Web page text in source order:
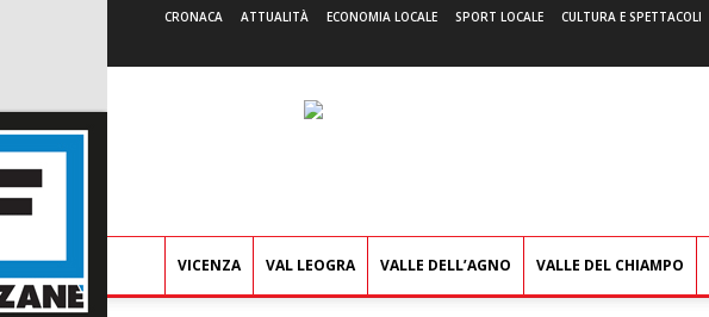
CRONACA ATTUALITÀ ECONOMIA LOCALE SPORT LOCALE CULTURA E SPETTACOLI
VICENZA VAL LEOGRA VALLE DELL’AGNO VALLE DEL CHIAMPO